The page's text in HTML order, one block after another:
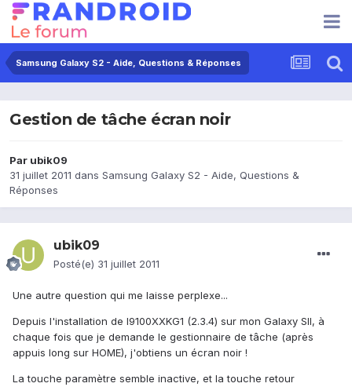
Samsung Galaxy S2 - Aide, Questions & Réponses
Gestion de tâche écran noir
Par ubik09
31 juillet 2011 dans Samsung Galaxy S2 - Aide, Questions &
Réponses
ubik09
Posté(e) 31 juillet 2011
Une autre question qui me laisse perplexe...
Depuis l'installation de I9100XXKG1 (2.3.4) sur mon Galaxy SII, à
chaque fois que je demande le gestionnaire de tâche (après
appuis long sur HOME), j'obtiens un écran noir !
La touche paramètre semble inactive, et la touche retour